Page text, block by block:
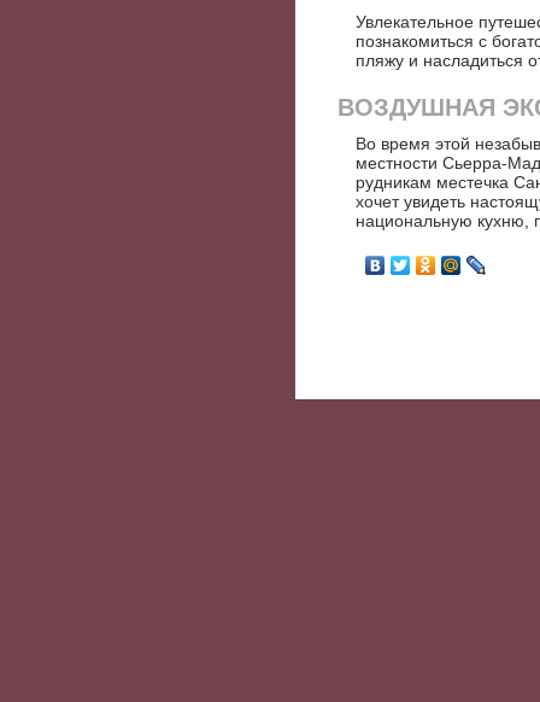
Увлекательное
познакомиться с
пляжу и насладиться
ВОЗДУШНАЯ
Во время этой
местности Сьерра-
рудникам местечка
хочет увидеть
национальную кухню,